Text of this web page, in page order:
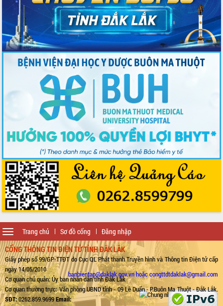
Trang chủ Sơ đồ cổng Đăng nhập
Toggle
navigation
CỔNG THÔNG TIN ĐIỆN TỬ TỈNH ĐẮK LẮK
Giấy phép số 99/GP-TTĐT do Cục QL Phát thanh Truyền hình và Thông tin Điện tử cấp
ngày 14/05/2010
Cơ quan chủ quản: Ủy ban nhân dân tỉnh Đắk Lắk
Cơ quan thường trực: Văn phòng UBND tỉnh - 09 Lê Duẩn - P.Buôn Ma Thuột - Đắk Lắk.
SĐT:0262.859.9699Email:
banbientap@daklak.gov.vn hoặc congttdtdaklak@gmail.com